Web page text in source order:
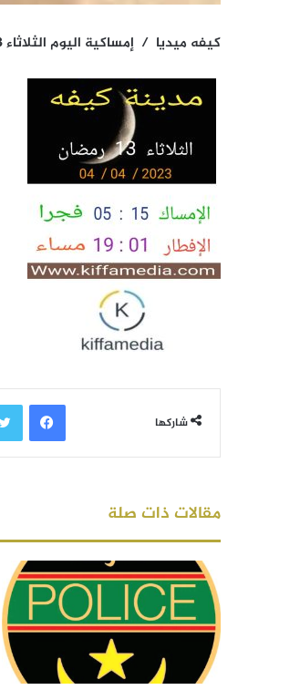
كيفه ميديا / إمساكية اليوم الثلاثاء 13 رمضان بمدينة كيفه و ضواحيها
شاركها
فيسبوك
مقالات ذات صلة